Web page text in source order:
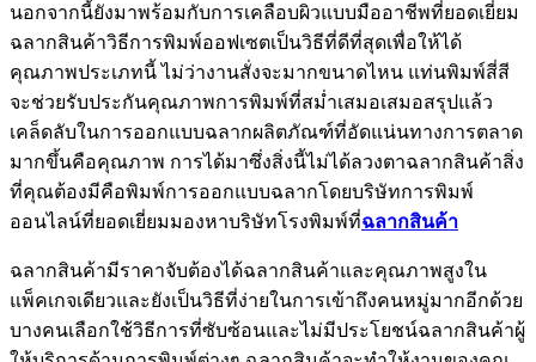
นอกจากนี้ยังมาพร้อมกับการเคลือบผิวแบบมืออาชีพที่ยอดเยี่ยม
ฉลากสินค้าวิธีการพิมพ์ออฟเซตเป็นวิธีที่ดีที่สุดเพื่อให้ได้
คุณภาพประเภทนี้ ไม่ว่างานสั่งจะมากขนาดไหน แท่นพิมพ์สี่สี
จะช่วยรับประกันคุณภาพการพิมพ์ที่สม่ำเสมอเสมอสรุปแล้ว
เคล็ดลับในการออกแบบฉลากผลิตภัณฑ์ที่อัดแน่นทางการตลาด
มากขึ้นคือคุณภาพ การได้มาซึ่งสิ่งนี้ไม่ได้ลวงตาฉลากสินค้าสิ่ง
ที่คุณต้องมีคือพิมพ์การออกแบบฉลากโดยบริษัทการพิมพ์
ออนไลน์ที่ยอดเยี่ยมมองหาบริษัทโรงพิมพ์ที่ฉลากสินค้า
ฉลากสินค้ามีราคาจับต้องได้ฉลากสินค้าและคุณภาพสูงใน
แพ็คเกจเดียวและยังเป็นวิธีที่ง่ายในการเข้าถึงคนหมู่มากอีกด้วย
บางคนเลือกใช้วิธีการที่ซับซ้อนและไม่มีประโยชน์ฉลากสินค้าผู้